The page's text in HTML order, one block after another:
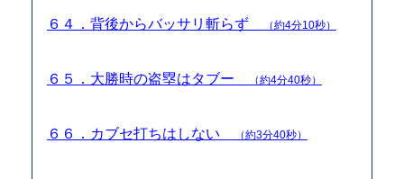
６４．背後からバッサリ斬らず （約4分10秒）
６５．大勝時の盗塁はタブー （約4分40秒）
６６．カブセ打ちはしない （約3分40秒）